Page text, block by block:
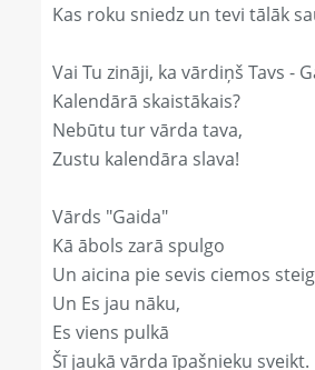
Kas roku sniedz un tevi tālāk
Vai Tu zināji, ka vārdiņš Tavs -
Kalendārā skaistākais?
Nebūtu tur vārda tava,
Zustu kalendāra slava!
Vārds "Gaida"
Kā ābols zarā spulgo
Un aicina pie sevis ciemos
Un Es jau nāku,
Es viens pulkā
Šī jaukā vārda īpašnieku sveikt.